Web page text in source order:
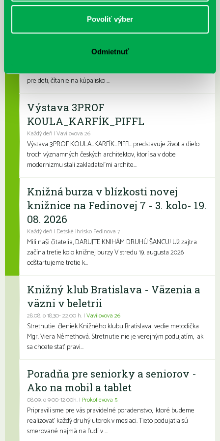
Povoliť výber
Odmietnuť
Leto v knižnici, knižné burzy aj
dotyk architektúry
program, ktorý zaženie akúkoľvek nudu. Či už hľadáte zábavu
pre deti, čítanie na kúpalisko ...
Výstava 3PROF
KOULA_KARFÍK_PIFFL
Každý deň | Vavilovova 26
Výstava 3PROF KOULA_KARFÍK_PIFFL predstavuje život a dielo
troch významných českých architektov, ktorí sa v dobe
modernizmu stali zakladateľmi archite...
Knižná burza v blízkosti novej
knižnice na Fedinovej 7 - 3. kolo- 19.
08. 2026
Každý deň | Detské ihrisko Fedinova 7
Milí naši čitatelia, DARUJTE KNIHÁM DRUHÚ ŠANCU! Už zajtra
začína tretie kolo knižnej burzy V stredu 19. augusta 2026
odštartujeme tretie k...
Knižný klub Bratislava - Väzenia a
väzni v beletrii
28.08. o 18,30- 22,00 h. | Vavilovova 26
Stretnutie členiek Knižného klubu Bratislava vedie metodička
Mgr. Viera Némethová. Stretnutie nie je verejným podujatím, ak
sa chcete stať pravi...
Poradňa pre seniorky a seniorov -
Ako na mobil a tablet
08.09. o 9:00-12:00h. | Prokofievova 5
Pripravili sme pre vás pravidelné poradenstvo, ktoré budeme
realizovať každý druhý utorok v mesiaci. Tieto podujatia sú
smerované najmä na ľudí v ...